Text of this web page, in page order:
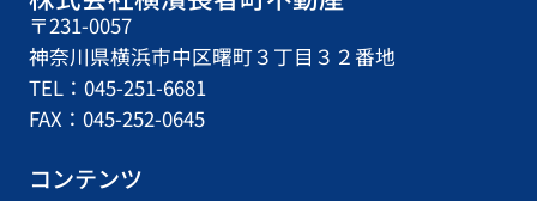
〒231-0057
神奈川県横浜市中区曙町３丁目３２番地
TEL：045-251-6681
FAX：045-252-0645
コンテンツ